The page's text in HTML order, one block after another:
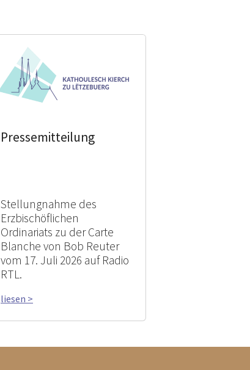
Pressemitteilung
Stellungnahme des
Erzbischöflichen
Ordinariats zu der Carte
Blanche von Bob Reuter
vom 17. Juli 2026 auf Radio
RTL.
liesen >